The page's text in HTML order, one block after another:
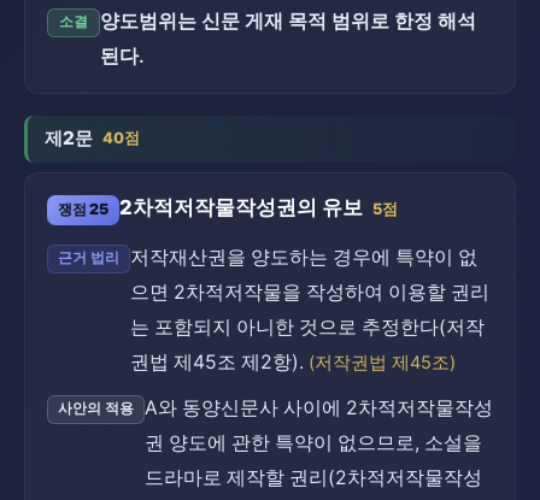
소결
양도범위는 신문 게재 목적 범위로 한정 해석
된다.
제2문 40점
쟁점 25 2차적저작물작성권의 유보 5점
근거 법리
저작재산권을 양도하는 경우에 특약이 없
으면 2차적저작물을 작성하여 이용할 권리
는 포함되지 아니한 것으로 추정한다(저작
권법 제45조 제2항). (저작권법 제45조)
사안의 적용
A와 동양신문사 사이에 2차적저작물작성
권 양도에 관한 특약이 없으므로, 소설을
드라마로 제작할 권리(2차적저작물작성